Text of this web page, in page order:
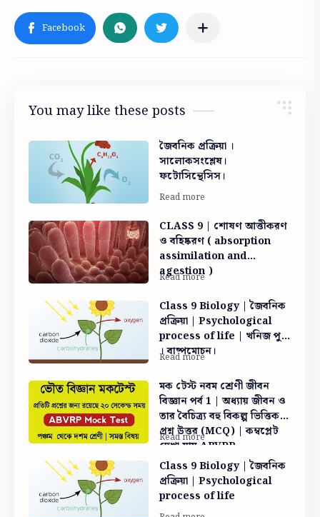
You may like these posts
জৈবনিক প্রক্রিয়া ।
সালোকসংশ্লেষ।
ফটোসিন্থেসিস।
CLASS 9 | শোষণ আত্তীকরণ
ও বহিষ্করণ ( absorption
assimilation and
agestion )
Class 9 Biology | জৈবনিক
প্রক্রিয়া | Psychological
process of life | খনিজ পুষ্টি
। বাষ্পমোচন।
মক টেস্ট নবম শ্রেণী জীবন
বিজ্ঞান পর্ব 1 | অধ্যায় জীবন ও
তার বৈচিত্র্য বহু বিকল্প ভিত্তিক
প্রশ্ন উত্তর (MCQ) | কম্বপ্লেট
দেখা যায় ABVRP
MOCKTEST
Class 9 Biology | জৈবনিক
প্রক্রিয়া | Psychological
process of life